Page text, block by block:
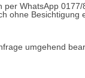
WhatsApp
ohne Besichtigung
umgehend